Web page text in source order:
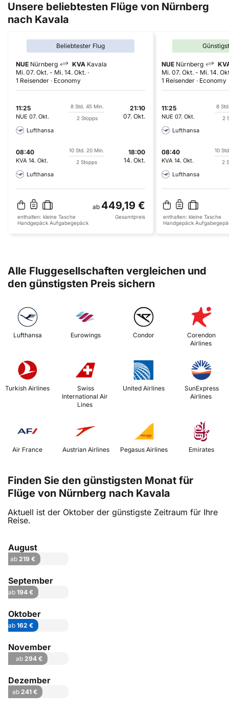
Unsere beliebtesten Flüge von Nürnberg
nach Kavala
Beliebtester Flug
NUE Nürnberg KVA Kavala
Mi. 07. Okt. - Mi. 14. Okt.
1 Reisender
Economy
11:25
NUE 07. Okt.
8 Std. 45 Min.
2 Stopps
21:10
07. Okt.
Lufthansa
08:40
KVA 14. Okt.
10 Std. 20 Min.
2 Stopps
18:00
14. Okt.
Lufthansa
ab 449,19 €
enthalten: kleine Tasche
Handgepäck Aufgabegepäck
Gesamtpreis
NUE Nürnberg
Mi. 07. Okt. - Mi. 14.
1 Reisender
Economy
11:25
NUE 07. Okt.
8
2
Lufthansa
08:40
KVA 14. Okt.
10
2
Lufthansa
enthalten: kleine Tasche
Handgepäck
Alle Fluggesellschaften vergleichen und
den günstigsten Preis sichern
Lufthansa Eurowings Condor
Corendon
Airlines
Turkish Airlines
International Air
Lines
United Airlines
Airlines
Air France Austrian Airlines Emirates
Finden Sie den günstigsten Monat für
Flüge von Nürnberg nach Kavala
Aktuell ist der Oktober der günstigste Zeitraum für Ihre
Reise.
August
ab 219 €
September
ab 194 €
Oktober
ab 162 €
November
ab 294 €
Dezember
ab 241 €